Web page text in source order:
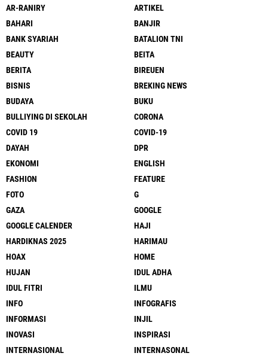
AR-RANIRY
ARTIKEL
BAHARI
BANJIR
BANK SYARIAH
BATALION TNI
BEAUTY
BEITA
BERITA
BIREUEN
BISNIS
BREKING NEWS
BUDAYA
BUKU
BULLIYING DI SEKOLAH
CORONA
COVID 19
COVID-19
DAYAH
DPR
EKONOMI
ENGLISH
FASHION
FEATURE
FOTO
G
GAZA
GOOGLE
GOOGLE CALENDER
HAJI
HARDIKNAS 2025
HARIMAU
HOAX
HOME
HUJAN
IDUL ADHA
IDUL FITRI
ILMU
INFO
INFOGRAFIS
INFORMASI
INJIL
INOVASI
INSPIRASI
INTERNASIONAL
INTERNASONAL